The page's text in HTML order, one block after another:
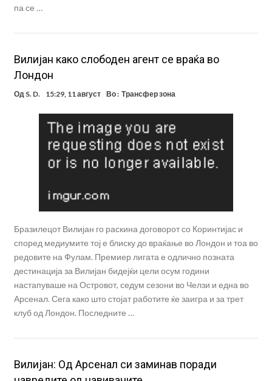
па се …
Вилијан како слободен агент се враќа во
Лондон
Од S. D. 15:29, 11 август Во : Трансфер зона
Бразилецот Вилијан го раскина договорот со Коринтијас и
според медиумите тој е блиску до враќање во Лондон и тоа во
редовите на Фулам. Премиер лигата е одлично позната
дестинација за Вилијан бидејќи цели осум години
настапуваше на Островот, седум сезони во Челзи и една во
Арсенал. Сега како што стојат работите ќе заигра и за трет
клуб од Лондон. Последните …
Вилијан: Од Арсенал си заминав поради